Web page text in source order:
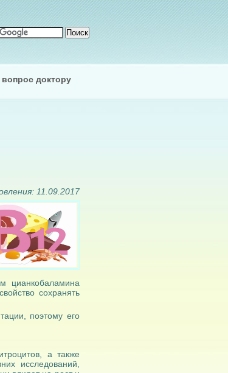
вопрос доктору
11.09.2017
цианкобаламина
сохранять
поэтому его
а также
исследований,